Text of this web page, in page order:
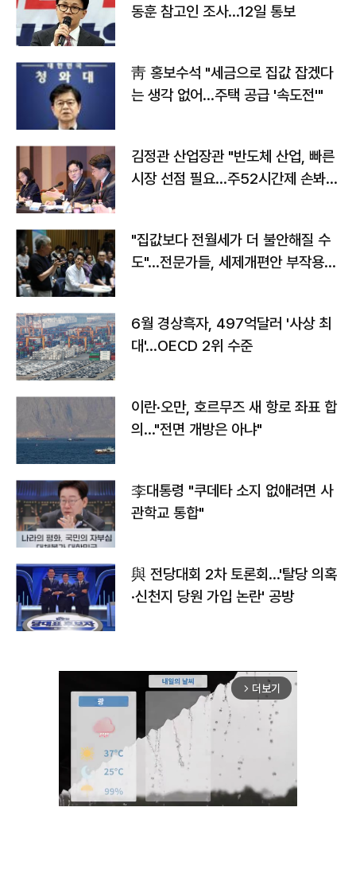
동훈 참고인 조사...12일 통보
靑 홍보수석 "세금으로 집값 잡겠다
는 생각 없어…주택 공급 '속도전'"
김정관 산업장관 "반도체 산업, 빠른
시장 선점 필요…주52시간제 손봐
"집값보다 전월세가 더 불안해질 수
도"…전문가들, 세제개편안 부작용
6월 경상흑자, 497억달러 '사상 최
대'…OECD 2위 수준
이란·오만, 호르무즈 새 항로 좌표 합
의…"전면 개방은 아냐"
李대통령 "쿠데타 소지 없애려면 사
관학교 통합"
與 전당대회 2차 토론회…'탈당 의혹
·신천지 당원 가입 논란' 공방
arrow_forward_ios 더보기